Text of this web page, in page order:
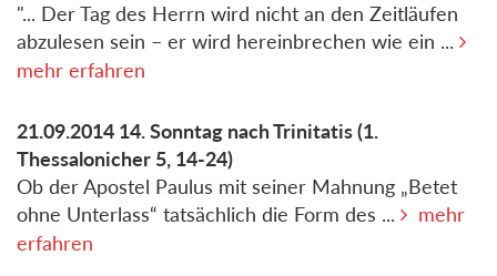
"... Der Tag des Herrn wird nicht an den Zeitläufen
abzulesen sein – er wird hereinbrechen wie ein ...
mehr erfahren
21.09.2014 14. Sonntag nach Trinitatis(1.
Thessalonicher 5, 14-24)
Ob der Apostel Paulus mit seiner Mahnung „Betet
ohne Unterlass“ tatsächlich die Form des ...
mehr
erfahren